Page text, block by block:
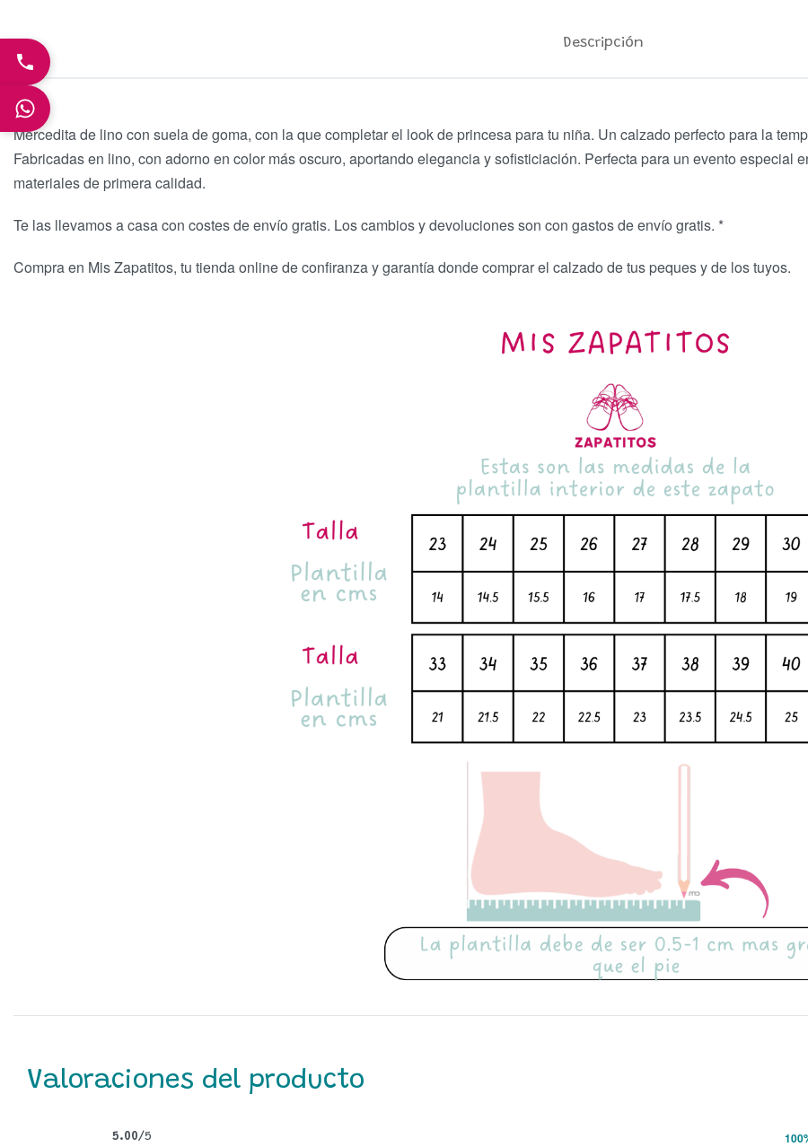
Descripción
Mercedita de lino con suela de goma, con la que completar el look de princesa para tu niña. Un calzado perfecto para la
Fabricadas en lino, con adorno en color más oscuro, aportando elegancia y sofisticiación. Perfecta para un evento especial
materiales de primera calidad.
Te las llevamos a casa con costes de envío gratis. Los cambios y devoluciones son con gastos de envío gratis. *
Compra en Mis Zapatitos, tu tienda online de confiranza y garantía donde comprar el calzado de tus peques y de los tuyos.
Valoraciones del producto
5.00/5